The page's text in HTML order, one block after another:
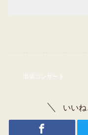
出張コンサート
いいね